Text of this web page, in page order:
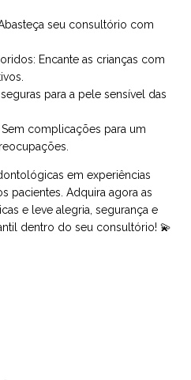
seu consultório com
Encante as crianças com
para a pele sensível das
complicações para um
em experiências
pacientes. Adquira agora as
e leve alegria, segurança e
dentro do seu consultório! 💫